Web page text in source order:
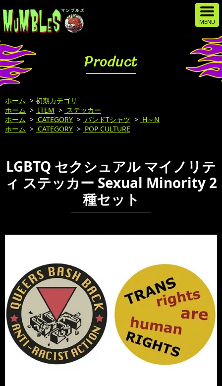
Product
ホーム > 初期カテゴリ
ホーム > ITEM > ステッカー
ホーム > CATEGORY > バンドTシャツ > H～N
ホーム > CATEGORY > POP CULTURE
LGBTQ セクシュアル マイノリテ
ィ ステッカー Sexual Minority 2
種セット